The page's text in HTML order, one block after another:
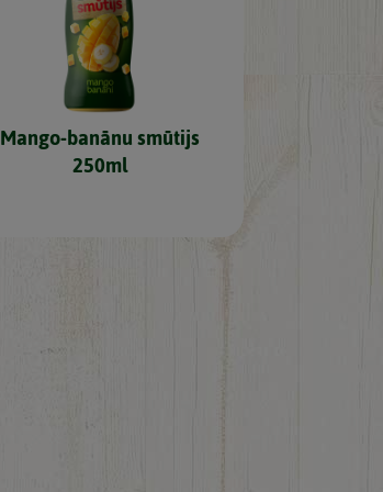
Mango-banānu smūtijs
250ml